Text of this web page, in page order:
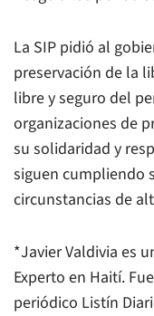
La SIP pidió al
preservación de la
libre y seguro del
organizaciones de
su solidaridad y
siguen cumpliendo
circunstancias de
*Javier Valdivia es
Experto en Haití.
periódico Listín